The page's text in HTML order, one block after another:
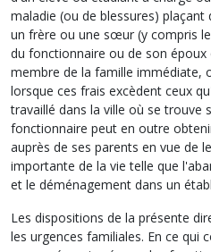
maladie (ou de blessures)
un frère ou une sœur (y compris
du fonctionnaire ou de son
membre de la famille immédiate,
lorsque ces frais excèdent ceux
travaillé dans la ville où se trouve
fonctionnaire peut en outre
auprès de ses parents en vue de
importante de la vie telle que
et le déménagement dans un
Les dispositions de la présente
les urgences familiales. En ce qui